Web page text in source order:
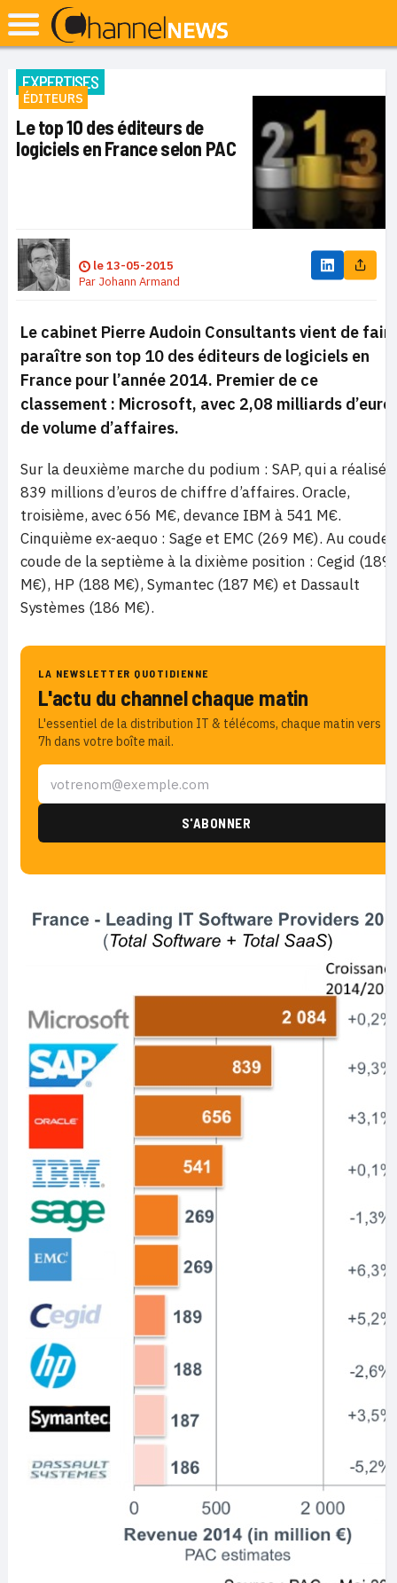
EXPERTISES
ÉDITEURS
Le top 10 des éditeurs de
logiciels en France selon PAC
le13-05-2015
Par Johann Armand
Le cabinet Pierre Audoin Consultants vient de
paraître son top 10 des éditeurs de logiciels en
France pour l’année 2014. Premier de ce
classement : Microsoft, avec 2,08 milliards
de volume d’affaires.
Sur la deuxième marche du podium : SAP, qui a réalisé
839 millions d’euros de chiffre d’affaires. Oracle,
troisième, avec 656 M€, devance IBM à 541 M€.
Cinquième ex-aequo : Sage et EMC (269 M€). Au coude
coude de la septième à la dixième position : Cegid (189
M€), HP (188 M€), Symantec (187 M€) et Dassault
Systèmes (186 M€).
LA NEWSLETTER QUOTIDIENNE
L'actu du channel chaque matin
L'essentiel de la distribution IT & télécoms, chaque matin vers
7h dans votre boîte mail.